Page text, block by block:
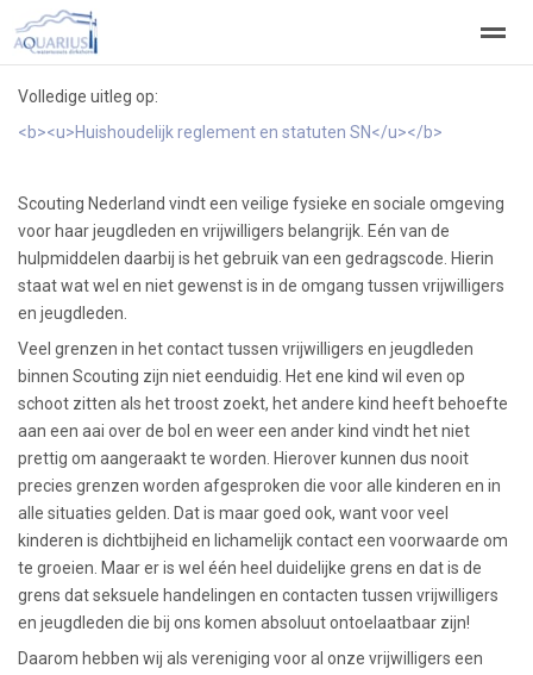
Welkom Welpen
Volledige uitleg op:
<b><u>Huishoudelijk reglement en statuten SN</u></b>
Scouting Nederland vindt een veilige fysieke en sociale omgeving
voor haar jeugdleden en vrijwilligers belangrijk. Eén van de
hulpmiddelen daarbij is het gebruik van een gedragscode. Hierin
staat wat wel en niet gewenst is in de omgang tussen vrijwilligers
en jeugdleden.
Veel grenzen in het contact tussen vrijwilligers en jeugdleden
binnen Scouting zijn niet eenduidig. Het ene kind wil even op
schoot zitten als het troost zoekt, het andere kind heeft behoefte
aan een aai over de bol en weer een ander kind vindt het niet
prettig om aangeraakt te worden. Hierover kunnen dus nooit
precies grenzen worden afgesproken die voor alle kinderen en in
alle situaties gelden. Dat is maar goed ook, want voor veel
kinderen is dichtbijheid en lichamelijk contact een voorwaarde om
te groeien. Maar er is wel één heel duidelijke grens en dat is de
grens dat seksuele handelingen en contacten tussen vrijwilligers
en jeugdleden die bij ons komen absoluut ontoelaatbaar zijn!
Daarom hebben wij als vereniging voor al onze vrijwilligers een